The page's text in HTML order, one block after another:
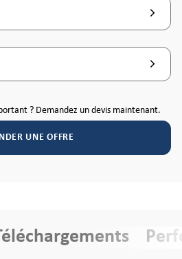
? Demandez un devis maintenant.
UNE OFFRE